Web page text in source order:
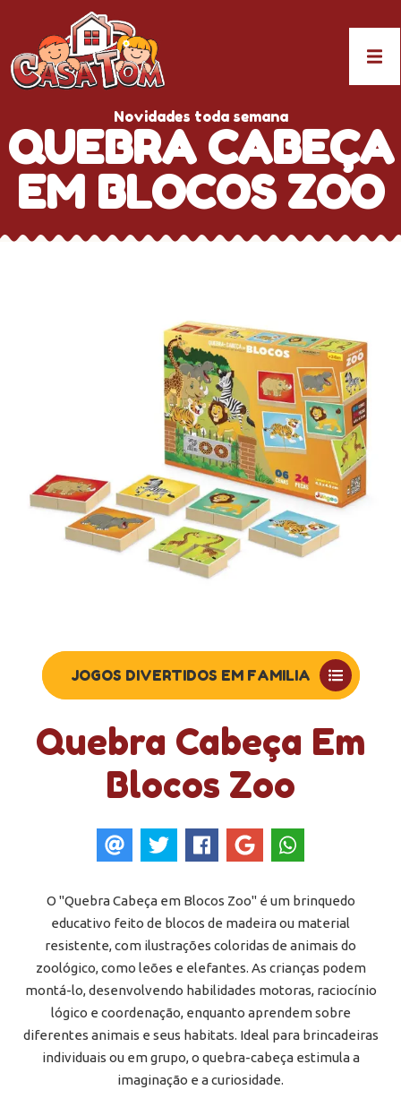
Novidades toda semana
QUEBRA CABEÇA
EM BLOCOS ZOO
JOGOS DIVERTIDOS EM FAMILIA
Quebra Cabeça Em
Blocos Zoo
O "Quebra Cabeça em Blocos Zoo" é um brinquedo
educativo feito de blocos de madeira ou material
resistente, com ilustrações coloridas de animais do
zoológico, como leões e elefantes. As crianças podem
montá-lo, desenvolvendo habilidades motoras, raciocínio
lógico e coordenação, enquanto aprendem sobre
diferentes animais e seus habitats. Ideal para brincadeiras
individuais ou em grupo, o quebra-cabeça estimula a
imaginação e a curiosidade.